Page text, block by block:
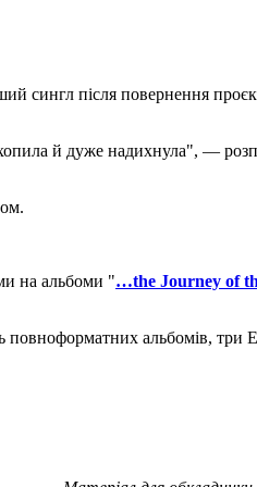
сингл після повернення
й дуже надихнула", —
на альбоми "…the Journey of
альбомів, три